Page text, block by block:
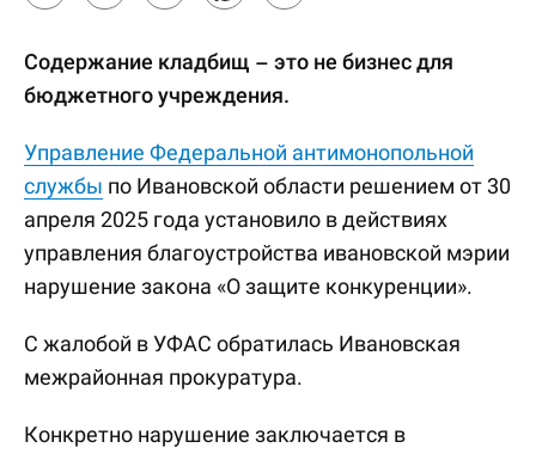
Содержание кладбищ – это не бизнес для
бюджетного учреждения.
Управление Федеральной антимонопольной
службы по Ивановской области решением от 30
апреля 2025 года установило в действиях
управления благоустройства ивановской мэрии
нарушение закона «О защите конкуренции».
С жалобой в УФАС обратилась Ивановская
межрайонная прокуратура.
Конкретно нарушение заключается в